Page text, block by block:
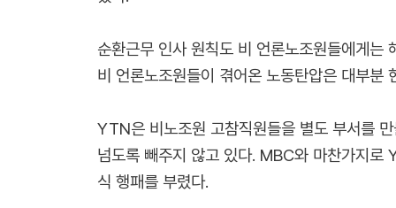
순환근무 인사 원칙도 비 언론노조원들에게는
비 언론노조원들이 겪어온 노동탄압은 대부분
YTN은 비노조원 고참직원들을 별도 부서를
넘도록 빼주지 않고 있다. MBC와 마찬가지로
식 행패를 부렸다.